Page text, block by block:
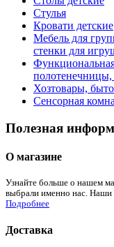
Стулья
Кровати детские
Мебель для
стенки для
Хозтовары,
Сенсорная
Полезная
О магазине
Узнайте больше о нашем
выбрали именно нас. Наши
Подробнее
Доставка